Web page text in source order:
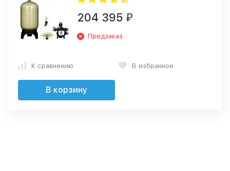
204 395 ₽
Предзаказ
К сравнению В избранное
В корзину